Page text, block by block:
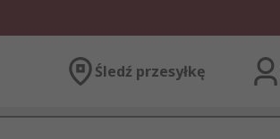
Śledź przesyłkę